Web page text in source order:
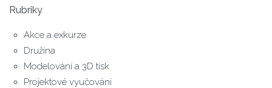
Rubriky
Akce a exkurze
Družina
Modelování a 3D tisk
Projektové vyučování